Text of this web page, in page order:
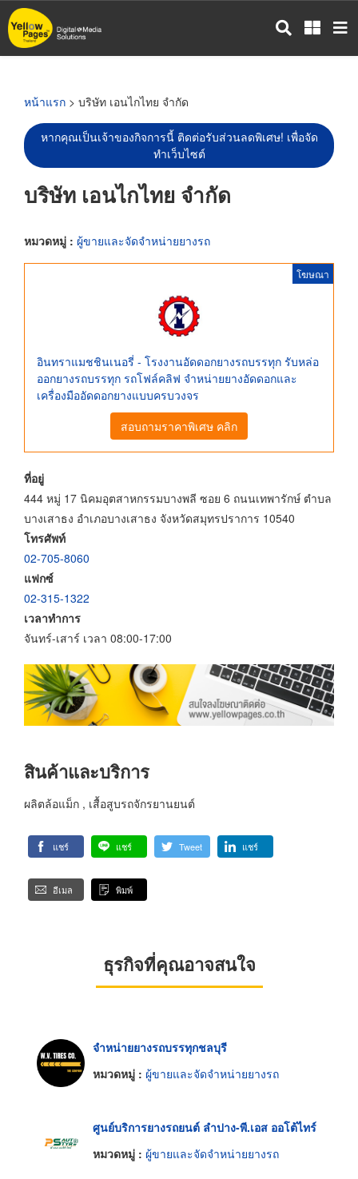
ข้าม
ไป
หน้าแรก > บริษัท เอนไกไทย จำกัด
หากคุณเป็นเจ้าของกิจการนี้ ติดต่อรับส่วนลดพิเศษ! เพื่อจัด
ทำเว็บไซต์
บริษัท เอนไกไทย จำกัด
หมวดหมู่ : ผู้ขายและจัดจำหน่ายยางรถ
โฆษณา
อินทราแมชชินเนอรี่ - โรงงานอัดดอกยางรถบรรทุก รับหล่อ
ออกยางรถบรรทุก รถโฟล์คลิฟ จำหน่ายยางอัดดอกและ
เครื่องมืออัดดอกยางแบบครบวงจร
สอบถามราคาพิเศษ คลิก
ที่อยู่
444 หมู่ 17 นิคมอุตสาหกรรมบางพลี ซอย 6 ถนนเทพารักษ์ ตำบล
บางเสาธง อำเภอบางเสาธง จังหวัดสมุทรปราการ 10540
โทรศัพท์
02-705-8060
แฟกซ์
02-315-1322
เวลาทำการ
จันทร์-เสาร์ เวลา 08:00-17:00
สินค้าและบริการ
ผลิตล้อแม็ก , เสื้อสูบรถจักรยานยนต์
แชร์ แชร์ Tweet แชร์
อีเมล พิมพ์
ธุรกิจที่คุณอาจสนใจ
จำหน่ายยางรถบรรทุกชลบุรี
หมวดหมู่ : ผู้ขายและจัดจำหน่ายยางรถ
ศูนย์บริการยางรถยนต์ ลำปาง-พี.เอส ออโต้ไทร์
หมวดหมู่ : ผู้ขายและจัดจำหน่ายยางรถ